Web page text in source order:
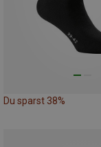
Du sparst 38%